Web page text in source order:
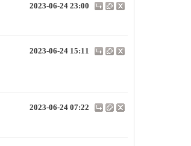
2023-06-24 23:00
2023-06-24 15:11
2023-06-24 07:22